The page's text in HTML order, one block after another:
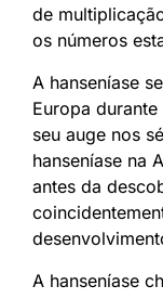
de
os números
A hanseníase
Europa
seu auge nos
hanseníase na
antes da
A hanseníase